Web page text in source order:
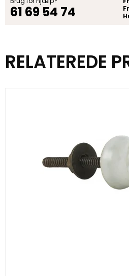
61 69 54 74
RELATEREDE